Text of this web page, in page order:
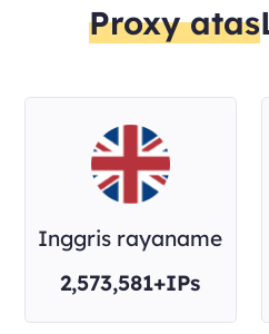
Proxy atas
Inggris rayaname
2,573,581+IPs